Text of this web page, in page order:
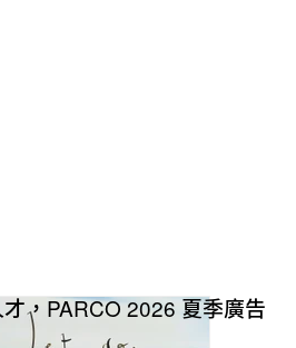
，PARCO 2026 夏季廣告